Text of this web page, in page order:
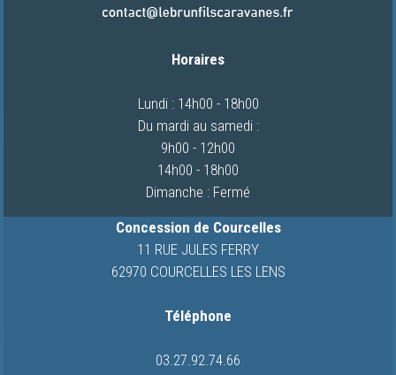
Horaires
Lundi : 14h00 - 18h00
Du mardi au samedi :
9h00 - 12h00
14h00 - 18h00
Dimanche : Fermé
Concession de Courcelles
11 RUE JULES FERRY
62970 COURCELLES LES LENS
Téléphone
03.27.92.74.66